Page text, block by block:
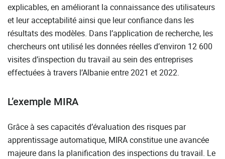
explicables, en améliorant la connaissance des utilisateurs
et leur acceptabilité ainsi que leur confiance dans les
résultats des modèles. Dans l’application de recherche, les
chercheurs ont utilisé les données réelles d’environ 12 600
visites d’inspection du travail au sein des entreprises
effectuées à travers l’Albanie entre 2021 et 2022.
L’exemple MIRA
Grâce à ses capacités d’évaluation des risques par
apprentissage automatique, MIRA constitue une avancée
majeure dans la planification des inspections du travail. Le